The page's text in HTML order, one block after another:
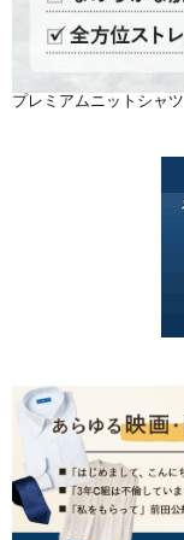
プレミアムニットシャツ